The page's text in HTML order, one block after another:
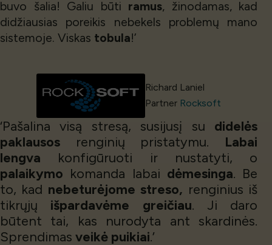
buvo šalia! Galiu būti ramus, žinodamas, kad
didžiausias poreikis nebekels problemų mano
sistemoje. Viskas tobula!’
Richard Laniel
Partner Rocksoft
‘Pašalina visą stresą, susijusį su didelės
paklausos renginių pristatymu. Labai
lengva konfigūruoti ir nustatyti, o
palaikymo komanda labai dėmesinga. Be
to, kad nebeturėjome streso, renginius iš
tikrųjų išpardavėme greičiau. Ji daro
būtent tai, kas nurodyta ant skardinės.
Sprendimas veikė puikiai.’